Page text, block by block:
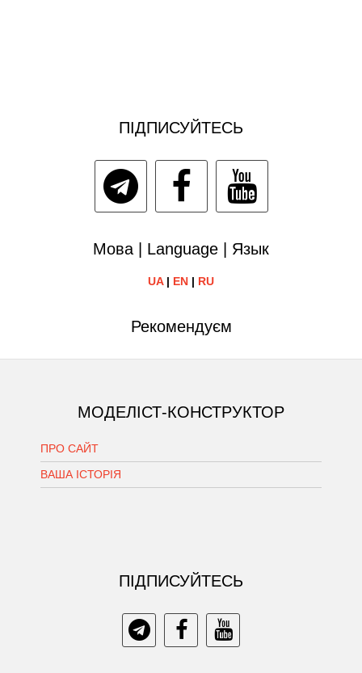
ПІДПИСУЙТЕСЬ
Мова | Language | Язык
UA| EN | RU
Рекомендуєм
МОДЕЛІСТ-КОНСТРУКТОР
ПРО САЙТ
ВАША ІСТОРІЯ
ПIДПИСУЙТЕСЬ